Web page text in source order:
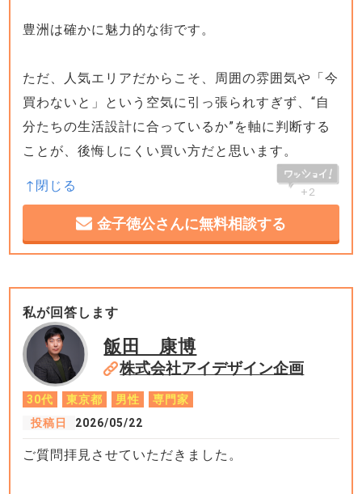
豊洲は確かに魅力的な街です。
ただ、人気エリアだからこそ、周囲の雰囲気や「今
買わないと」という空気に引っ張られすぎず、“自
分たちの生活設計に合っているか”を軸に判断する
ことが、後悔しにくい買い方だと思います。
+2
金子徳公さんに無料相談する
私が回答します
飯田 康博
株式会社アイデザイン企画
30代 東京都 男性
専門家
投稿日
2026/05/22
ご質問拝見させていただきました。